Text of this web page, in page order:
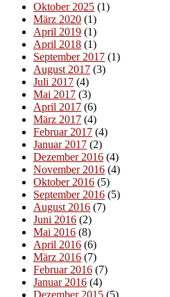
Oktober 2025 (1)
März 2020 (1)
April 2019 (1)
April 2018 (1)
September 2017 (1)
August 2017 (3)
Juli 2017 (4)
Mai 2017 (3)
April 2017 (6)
März 2017 (4)
Februar 2017 (4)
Januar 2017 (2)
Dezember 2016 (4)
November 2016 (4)
Oktober 2016 (5)
September 2016 (5)
August 2016 (7)
Juni 2016 (2)
Mai 2016 (8)
April 2016 (6)
März 2016 (7)
Februar 2016 (7)
Januar 2016 (4)